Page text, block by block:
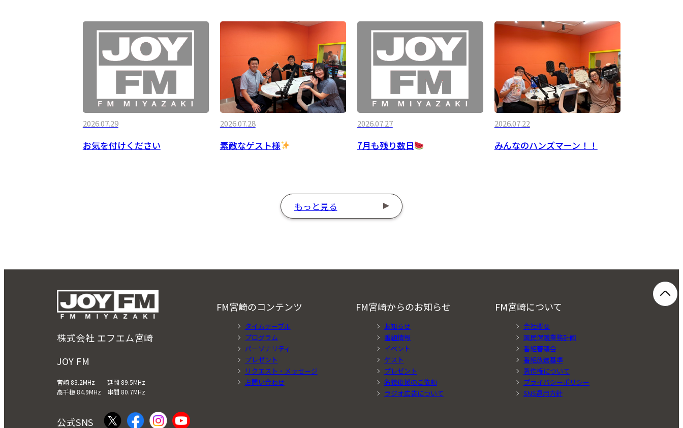
2026.07.29
お気を付けください
2026.07.28
素敵なゲスト様
2026.07.27
7月も残り数日
2026.07.22
みんなのハンズマーン！！
もっと見る
株式会社 エフエム宮崎
JOY FM
宮崎 83.2MHz 延岡 89.5MHz
高千穂 84.9MHz 串間 80.7MHz
FM宮崎のコンテンツ
タイムテーブル
プログラム
パーソナリティ
プレゼント
リクエスト・メッセージ
お問い合わせ
FM宮崎からのお知らせ
お知らせ
番組情報
イベント
ゲスト
プレゼント
名義後援のご依頼
ラジオ広告について
FM宮崎について
会社概要
国民保護業務計画
番組審議会
番組放送基準
著作権について
プライバシーポリシー
SNS運用方針
公式SNS